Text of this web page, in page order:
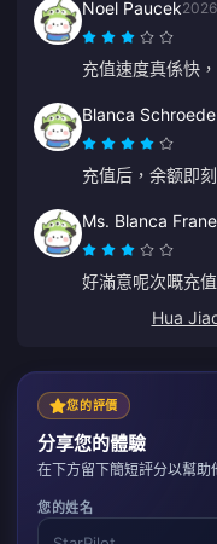
Noel Paucek
充值速度真係快
Blanca
充值后，余额即
Ms. Blanca
好滿意呢次嘅充
Hua
您的評價
分享您的體驗
在下方留下簡短評分以幫助
您的姓名